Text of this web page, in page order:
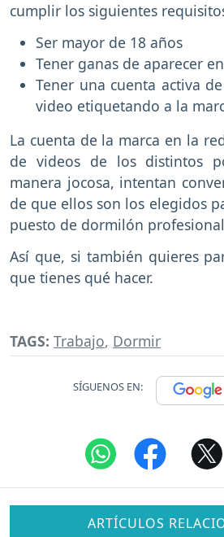
cumplir los siguientes
Ser mayor de 18 años
Tener ganas de aparecer
Tener una cuenta activa
video etiquetando a la
La cuenta de la marca en la
de videos de los distintos
manera jocosa, intentan
de que ellos son los elegidos
puesto de dormilón
Así que, si también quieres
que tienes qué hacer.
TAGS: Trabajo, Dormir
SÍGUENOS EN:
ARTÍCULOS